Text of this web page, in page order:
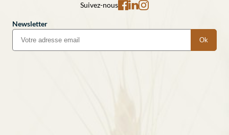
Suivez-nous
Newsletter
Ok